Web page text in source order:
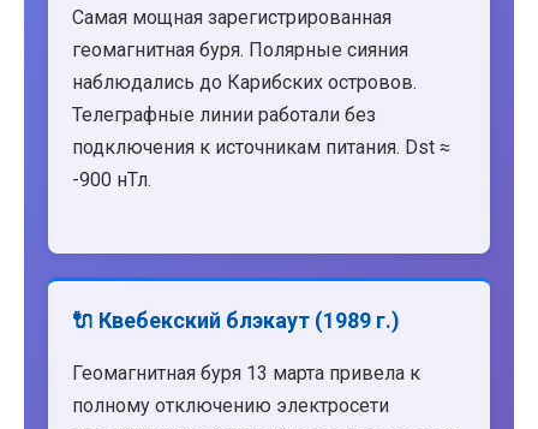
Самая мощная зарегистрированная
геомагнитная буря. Полярные сияния
наблюдались до Карибских островов.
Телеграфные линии работали без
подключения к источникам питания. Dst ≈
-900 нТл.
🔌 Квебекский блэкаут (1989 г.)
Геомагнитная буря 13 марта привела к
полному отключению электросети